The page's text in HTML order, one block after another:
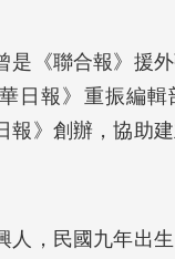
是《聯合報》援
日報》重振編輯
報》創辦，協助
人，民國九年出